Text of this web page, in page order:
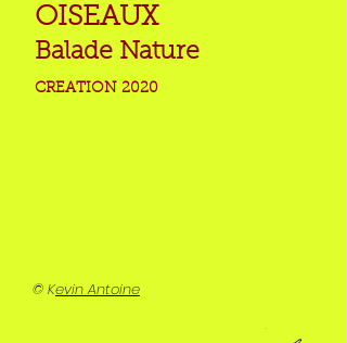
OISEAUX
Balade Nature
CREATION 2020
© Kevin Antoine